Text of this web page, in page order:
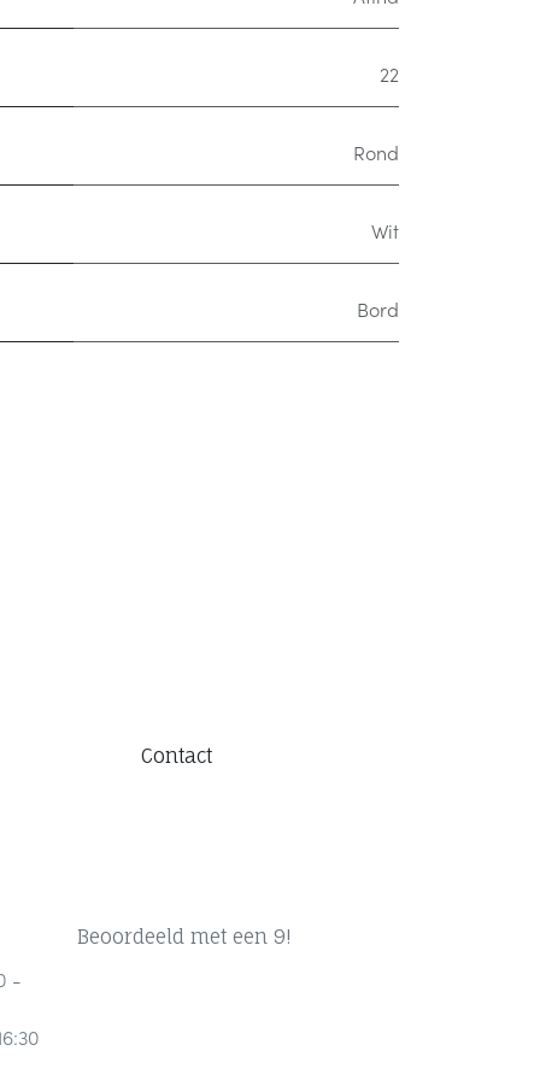
22
Rond
Wit
Bord
-
Beoordeeld met een 9!
Contact